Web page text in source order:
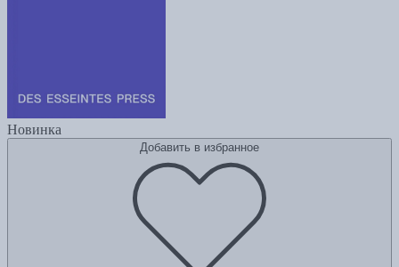
Новинка
Добавить в избранное